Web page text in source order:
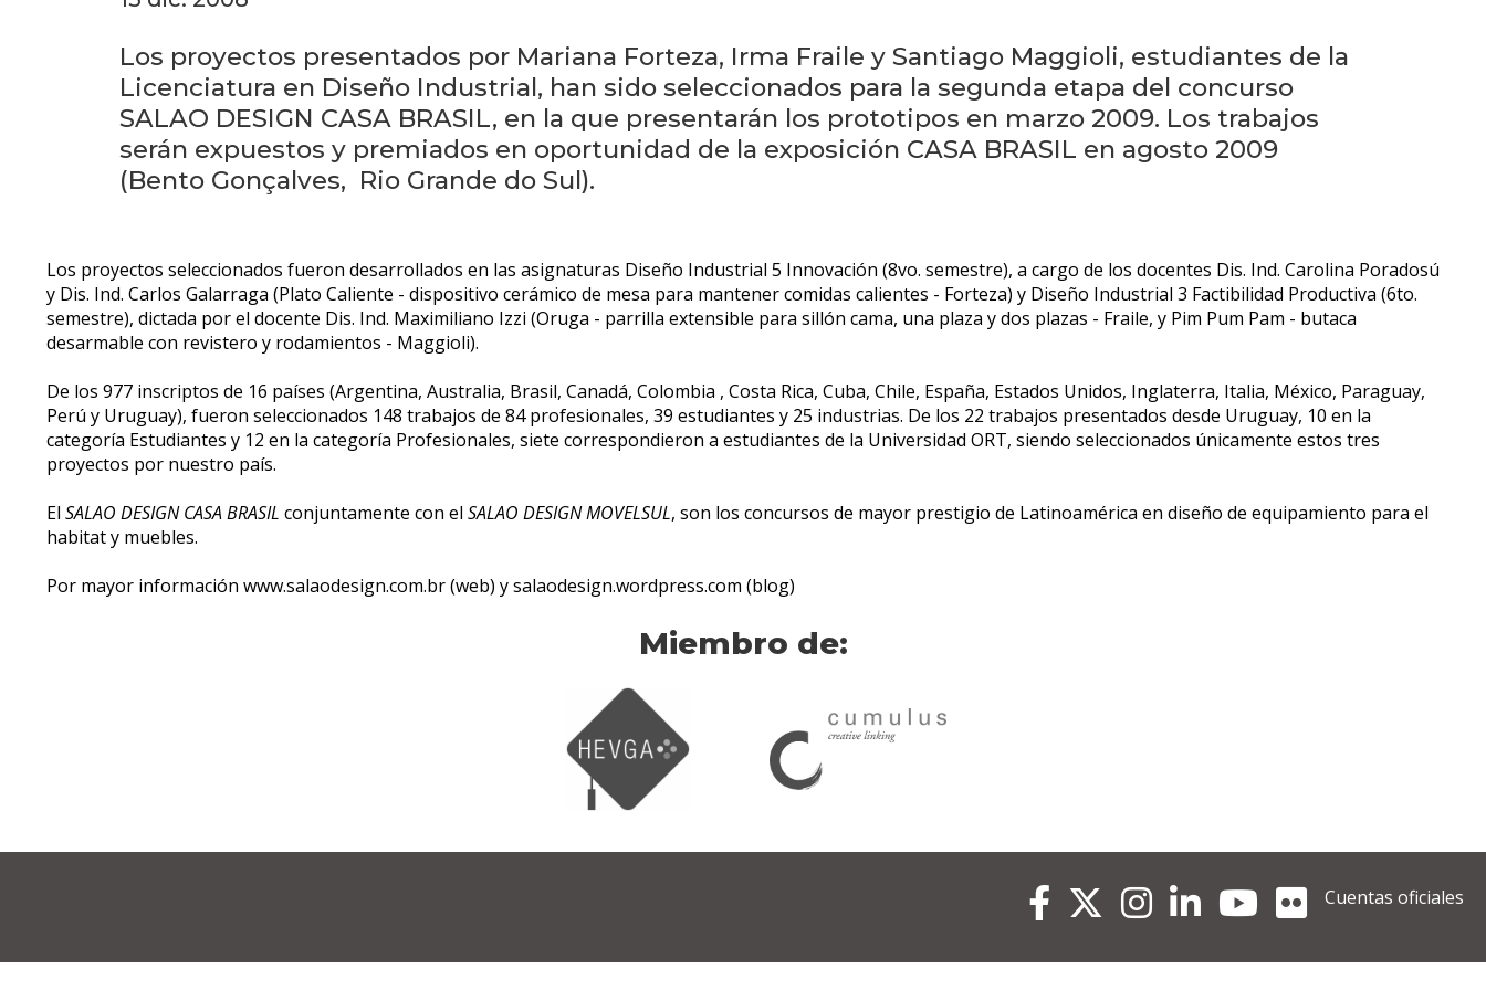
anteriores
facultad
en
los
Blog
de
tendencias
Los proyectos presentados por Mariana Forteza, Irma Fraile y Santiago Maggioli, estudiantes de la
Licenciatura en Diseño Industrial, han sido seleccionados para la segunda etapa del concurso
SALAO DESIGN CASA BRASIL, en la que presentarán los prototipos en marzo 2009. Los trabajos
serán expuestos y premiados en oportunidad de la exposición CASA BRASIL en agosto 2009
(Bento Gonçalves, Rio Grande do Sul).
Los proyectos seleccionados fueron desarrollados en las asignaturas Diseño Industrial 5 Innovación (8vo. semestre), a cargo de los docentes Dis. Ind. Carolina Poradosú
y Dis. Ind. Carlos Galarraga (Plato Caliente - dispositivo cerámico de mesa para mantener comidas calientes - Forteza) y Diseño Industrial 3 Factibilidad Productiva (6to.
semestre), dictada por el docente Dis. Ind. Maximiliano Izzi (Oruga - parrilla extensible para sillón cama, una plaza y dos plazas - Fraile, y Pim Pum Pam - butaca
desarmable con revistero y rodamientos - Maggioli).
De los 977 inscriptos de 16 países (Argentina, Australia, Brasil, Canadá, Colombia , Costa Rica, Cuba, Chile, España, Estados Unidos, Inglaterra, Italia, México, Paraguay,
Perú y Uruguay), fueron seleccionados 148 trabajos de 84 profesionales, 39 estudiantes y 25 industrias. De los 22 trabajos presentados desde Uruguay, 10 en la
categoría Estudiantes y 12 en la categoría Profesionales, siete correspondieron a estudiantes de la Universidad ORT, siendo seleccionados únicamente estos tres
proyectos por nuestro país.
El SALAO DESIGN CASA BRASIL conjuntamente con el SALAO DESIGN MOVELSUL, son los concursos de mayor prestigio de Latinoamérica en diseño de equipamiento para el
habitat y muebles.
Por mayor información www.salaodesign.com.br (web) y salaodesign.wordpress.com (blog)
Miembro de:
Cuentas oficiales